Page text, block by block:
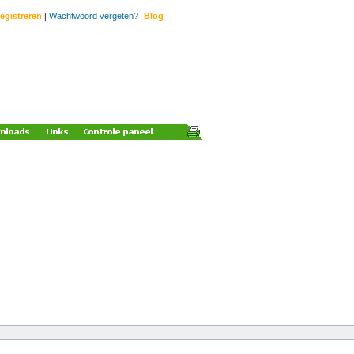
| Wachtwoord vergeten? Blog